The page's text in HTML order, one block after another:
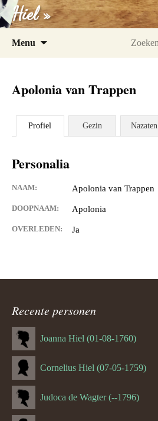
Hiel »
Menu
Apolonia van Trappen
Profiel Gezin Nazaten
Personalia
NAAM: Apolonia van Trappen
DOOPNAAM: Apolonia
OVERLEDEN: Ja
Recente personen
Joanna Hiel (01-08-1760)
Cornelius Hiel (07-05-1759)
Judoca de Wagter (--1796)